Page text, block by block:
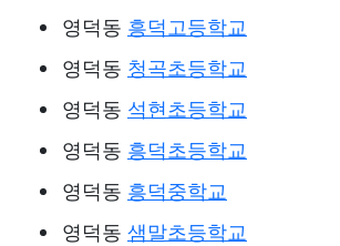
영덕동 흥덕고등학교
영덕동 청곡초등학교
영덕동 석현초등학교
영덕동 흥덕초등학교
영덕동 흥덕중학교
영덕동 샘말초등학교